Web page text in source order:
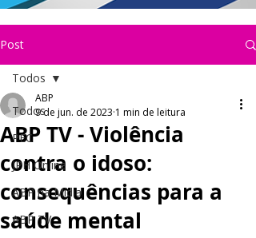
Post
Todos
PEC
JPH Online
ABP na Mídia
ABP TV
Todos
ABP TV - Violência
contra o idoso:
consequências para a
saúde mental
ABP
9 de jun. de 2023 1 min de leitura